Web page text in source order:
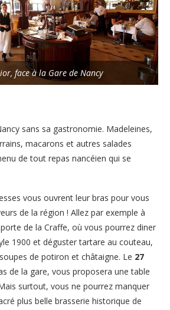
face à la Gare de Nancy
sans sa gastronomie. Madeleines,
macarons et autres salades
de tout repas nancéien qui se
vous ouvrent leur bras pour vous
de la région ! Allez par exemple à
de la Craffe, où vous pourrez diner
1900 et déguster tartare au couteau,
de potiron et châtaigne. Le 27
de la gare, vous proposera une table
surtout, vous ne pourrez manquer
plus belle brasserie historique de